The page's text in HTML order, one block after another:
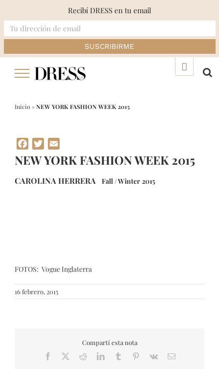
Inicio »NEW YORK FASHION WEEK 2015
Facebook
Twitter
NEW YORK FASHION WEEK 2015
CAROLINA HERRERA Fall / Winter 2015
FOTOS: Vogue Inglaterra
16 febrero, 2015
Compartí esta nota
Facebook RedditLinkedInTumblr Pinterest
Vk Email
Recibí DRESS en tu email